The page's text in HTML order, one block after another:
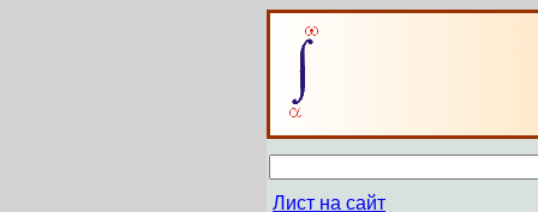
Лист на сайт